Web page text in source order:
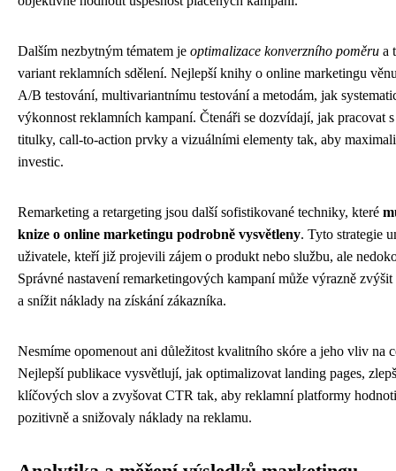
Dalším nezbytným tématem je optimalizace konverzního poměru a
variant reklamních sdělení. Nejlepší knihy o online marketingu
A/B testování, multivariantnímu testování a metodám, jak
výkonnost reklamních kampaní. Čtenáři se dozvídají, jak pracovat
titulky, call-to-action prvky a vizuálními elementy tak, aby
investic.
Remarketing a retargeting jsou další sofistikované techniky, které
knize o online marketingu podrobně vysvětleny. Tyto strategie
uživatele, kteří již projevili zájem o produkt nebo službu, ale
Správné nastavení remarketingových kampaní může výrazně
a snížit náklady na získání zákazníka.
Nesmíme opomenout ani důležitost kvalitního skóre a jeho vliv na
Nejlepší publikace vysvětlují, jak optimalizovat landing pages,
klíčových slov a zvyšovat CTR tak, aby reklamní platformy
pozitivně a snižovaly náklady na reklamu.